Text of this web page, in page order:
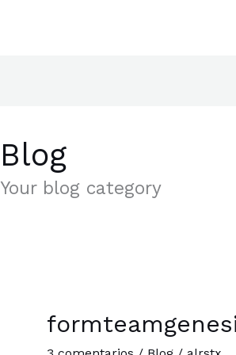
Blog
Your blog category
formteamgenesis